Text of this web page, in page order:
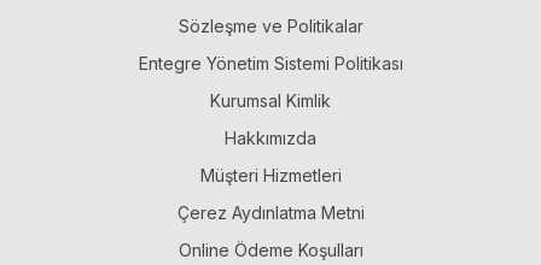
Sözleşme ve Politikalar
Entegre Yönetim Sistemi Politikası
Kurumsal Kimlik
Hakkımızda
Müşteri Hizmetleri
Çerez Aydınlatma Metni
Online Ödeme Koşulları